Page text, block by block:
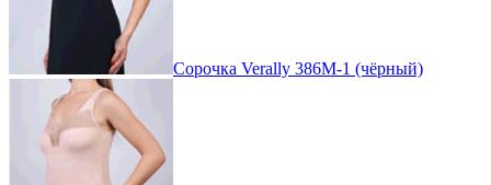
Сорочка Verally 386М-1 (чёрный)